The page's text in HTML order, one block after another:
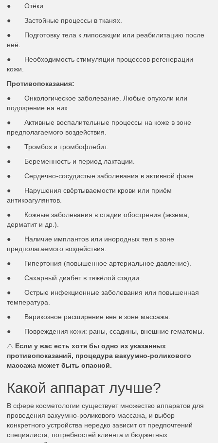
● Отёки.
● Застойные процессы в тканях.
● Подготовку тела к липосакции или реабилитацию после
неё.
● Необходимость стимуляции процессов регенерации
кожи.
Противопоказания:
● Онкологическое заболевание. Любые опухоли или
подозрение на них.
● Активные воспалительные процессы на коже в зоне
предполагаемого воздействия.
● Тромбоз и тромбофлебит.
● Беременность и период лактации.
● Сердечно-сосудистые заболевания в активной фазе.
● Нарушения свёртываемости крови или приём
антикоагулянтов.
● Кожные заболевания в стадии обострения (экзема,
дерматит и др.).
● Наличие имплантов или инородных тел в зоне
предполагаемого воздействия.
● Гипертония (повышенное артериальное давление).
● Сахарный диабет в тяжёлой стадии.
● Острые инфекционные заболевания или повышенная
температура.
● Варикозное расширение вен в зоне массажа.
● Повреждения кожи: раны, ссадины, внешние гематомы.
⚠️ Если у вас есть хотя бы одно из указанных
противопоказаний, процедура вакуумно-роликового
массажа может быть опасной.
Какой аппарат лучше?
В сфере косметологии существует множество аппаратов для
проведения вакуумно-роликового массажа, и выбор
конкретного устройства нередко зависит от предпочтений
специалиста, потребностей клиента и бюджетных